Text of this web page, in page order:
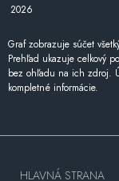
2026
Graf zobrazuje súčet
Prehľad ukazuje celkový
bez ohľadu na ich zdroj.
kompletné informácie.
HLAVNÁ STRANA